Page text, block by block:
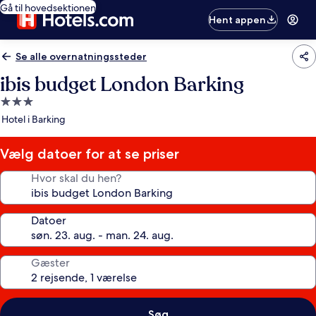
Gå til hovedsektionen
Hent appen
Se alle overnatningssteder
ibis budget London Barking
3.0-
stjernet
Hotel i Barking
Vælg datoer for at se priser
Hvor skal du hen?
Datoer
Gæster